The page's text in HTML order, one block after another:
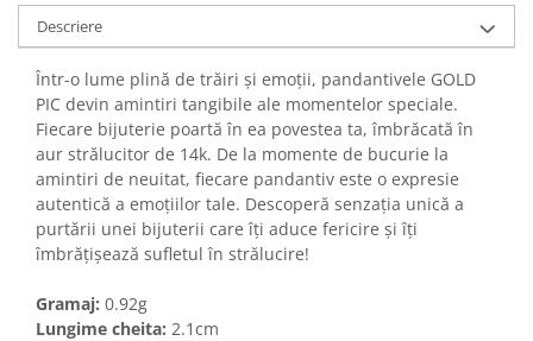
Descriere
Într-o lume plină de trăiri și emoții, pandantivele GOLD
PIC devin amintiri tangibile ale momentelor speciale.
Fiecare bijuterie poartă în ea povestea ta, îmbrăcată în
aur strălucitor de 14k. De la momente de bucurie la
amintiri de neuitat, fiecare pandantiv este o expresie
autentică a emoțiilor tale. Descoperă senzația unică a
purtării unei bijuterii care îți aduce fericire și îți
îmbrățișează sufletul în strălucire!
Gramaj: 0.92g
Lungime cheita: 2.1cm